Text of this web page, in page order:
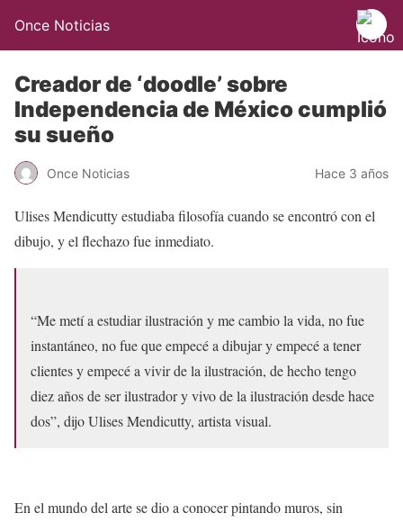
Once Noticias
Creador de ‘doodle’ sobre
Independencia de México cumplió
su sueño
Once Noticias Hace 3 años
Ulises Mendicutty estudiaba filosofía cuando se encontró con el
dibujo, y el flechazo fue inmediato.
“Me metí a estudiar ilustración y me cambio la vida, no fue
instantáneo, no fue que empecé a dibujar y empecé a tener
clientes y empecé a vivir de la ilustración, de hecho tengo
diez años de ser ilustrador y vivo de la ilustración desde hace
dos”, dijo Ulises Mendicutty, artista visual.
En el mundo del arte se dio a conocer pintando muros, sin